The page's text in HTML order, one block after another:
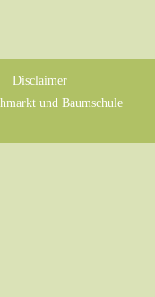
Disclaimer
und Baumschule